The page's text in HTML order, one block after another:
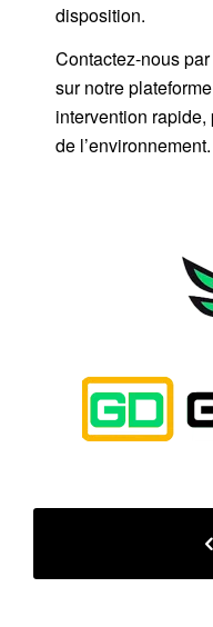
disposition.
Contactez-nous par
sur notre
intervention
de l’environnement.